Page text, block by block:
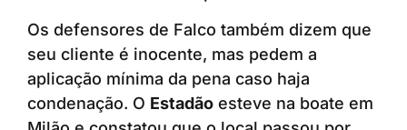
Os defensores de Falco também dizem que
seu cliente é inocente, mas pedem a
aplicação mínima da pena caso haja
condenação. O Estadão esteve na boate em